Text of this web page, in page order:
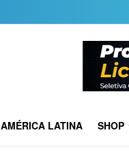
AMÉRICA LATINA SHOP